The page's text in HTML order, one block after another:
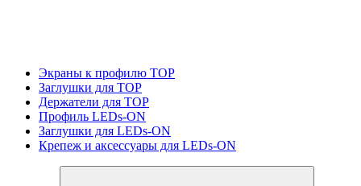
Экраны к профилю TOP
Заглушки для TOP
Держатели для TOP
Профиль LEDs-ON
Заглушки для LEDs-ON
Крепеж и аксессуары для LEDs-ON